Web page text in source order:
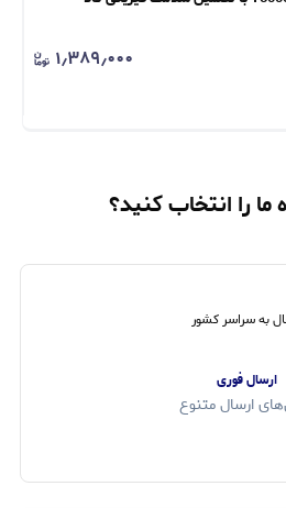
۱٫۳۸۹٫۰۰۰
ما را انتخاب کنید؟
به سراسر کشور
ارسال فوری
ارسال متنوع